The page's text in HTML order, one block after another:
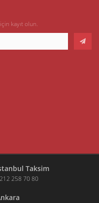
kayıt olun.
Taksim
258 70 80